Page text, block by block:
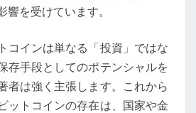
を受けています。
コインは単なる「投資」ではな
存手段としてのポテンシャルを
者は強く主張します。これから
ットコインの存在は、国家や金